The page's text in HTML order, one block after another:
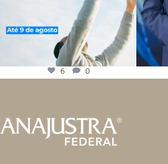
6 0